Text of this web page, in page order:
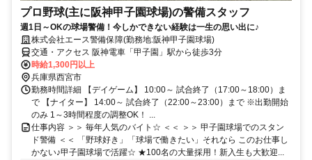
プロ野球(主に阪神甲子園球場)の警備スタッフ
週1日～OKの球場警備！今しかできない経験は一生の思い出に♪
株式会社エース警備保障(勤務地:阪神甲子園球場)
交通・アクセス 阪神電車「甲子園」駅から徒歩3分
時給1,300円以上
兵庫県西宮市
勤務時間詳細 【デイゲーム】 10:00～ 試合終了（17:00～18:00）ま
で 【ナイター】 14:00～ 試合終了（22:00～23:00）まで ※出勤開始
のみ 1～3時間程度の調整OK！ ...
仕事内容 ＞＞ 毎年人気のバイト☆ ＜＜ ＞＞ 甲子園球場でのスタン
ド警備 ＜＜ 「野球好き」「球場で働きたい」それなら このお仕事し
かない♪甲子園球場で活躍☆ ★100名の大量採用！新入生も大歓迎...